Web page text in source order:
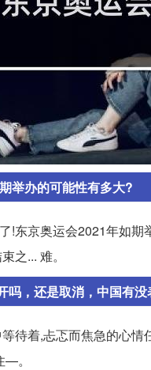
举办的可能性有多大?
!东京奥运会2021年如
之... 难。
吗，还是取消，中国有
待着,忐忑而焦急的心
。